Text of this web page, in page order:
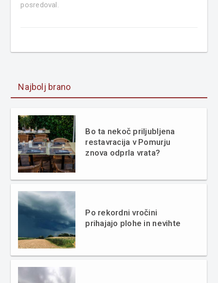
posredoval.
Najbolj brano
Bo ta nekoč priljubljena
restavracija v Pomurju
znova odprla vrata?
Po rekordni vročini
prihajajo plohe in nevihte